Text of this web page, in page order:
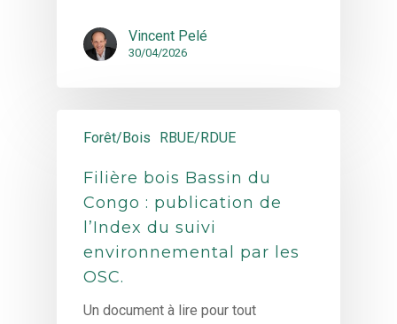
Vincent Pelé
30/04/2026
Forêt/Bois RBUE/RDUE
Filière bois Bassin du
Congo : publication de
l’Index du suivi
environnemental par les
OSC.
Un document à lire pour tout